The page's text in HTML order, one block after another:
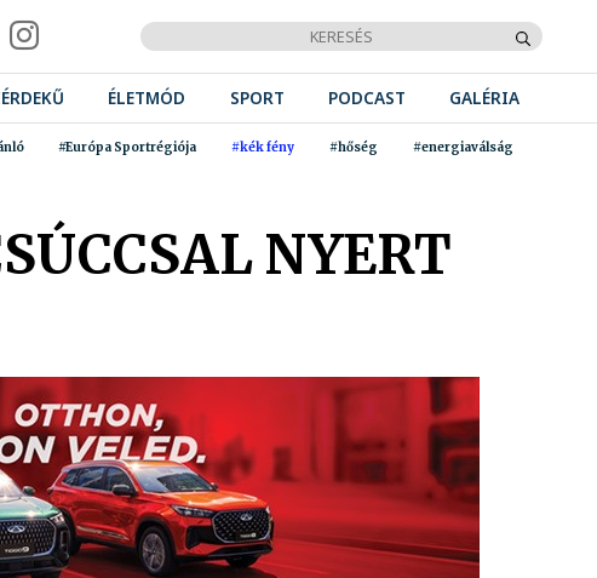
ÉLETMÓD SPORT PODCAST GALÉRIA
#Európa Sportrégiója #kék fény #hőség #energiaválság
NYERT